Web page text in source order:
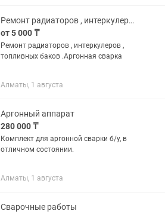
Ремонт радиаторов , интеркулеров , топливных баков
от 5 000 ₸
Ремонт радиаторов , интеркулеров ,
топливных баков .Аргонная сварка
Алматы, 1 августа
Аргонный аппарат
280 000 ₸
Комплект для аргонной сварки б/у, в
отличном состоянии.
Алматы, 1 августа
Сварочные работы